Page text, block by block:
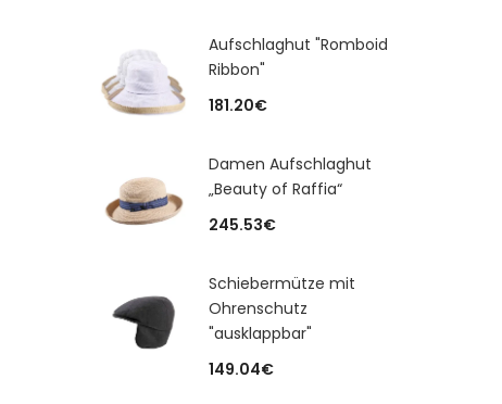
Aufschlaghut "Romboid
Ribbon"
181.20€
Damen Aufschlaghut
„Beauty of Raffia“
245.53€
Schiebermütze mit
Ohrenschutz
"ausklappbar"
149.04€